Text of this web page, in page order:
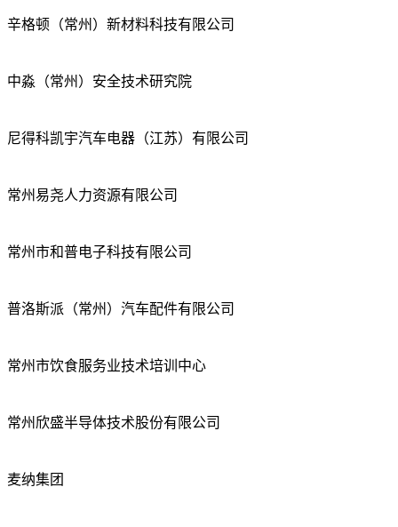
辛格顿（常州）新材料科技有限公司
中淼（常州）安全技术研究院
尼得科凯宇汽车电器（江苏）有限公司
常州易尧人力资源有限公司
常州市和普电子科技有限公司
普洛斯派（常州）汽车配件有限公司
常州市饮食服务业技术培训中心
常州欣盛半导体技术股份有限公司
麦纳集团